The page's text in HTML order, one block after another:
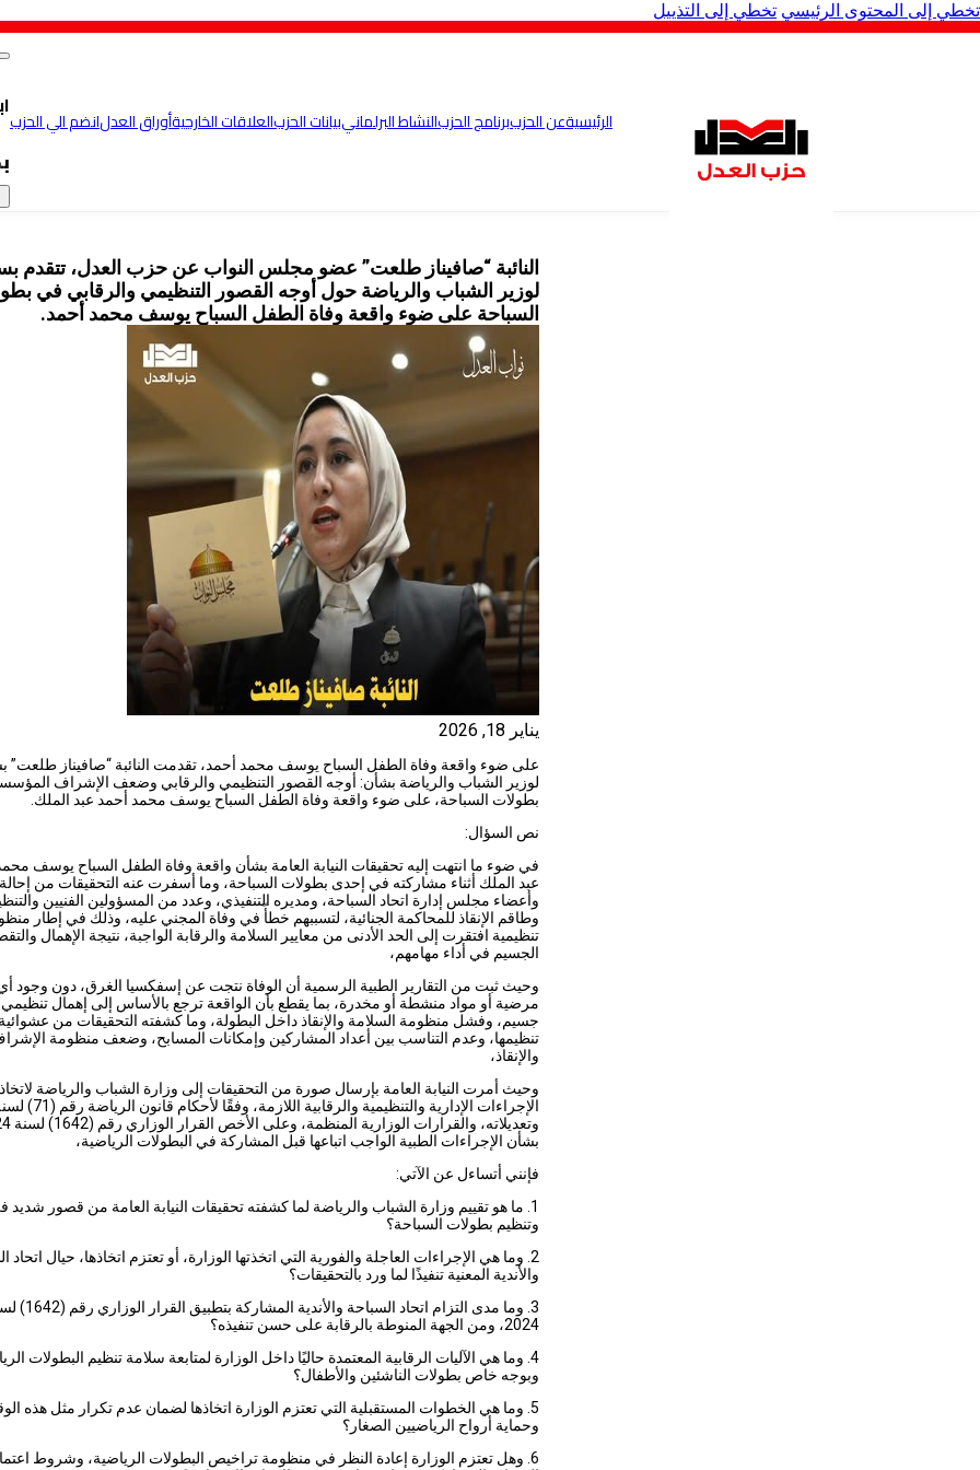
تخطي إلى المحتوى الرئيسي تخطي إلى التذييل
الرئيسيةعن الحزببرنامج الحزبالنشاط البرلمانيبيانات الحزبالعلاقات الخارجيةأوراق العدلانضم الي الحزب
النائبة “صافيناز طلعت” عضو مجلس النواب عن حزب العدل، تتقدم
لوزير الشباب والرياضة حول أوجه القصور التنظيمي والرقابي في
السباحة على ضوء واقعة وفاة الطفل السباح يوسف محمد أحمد.
يناير 18, 2026
على ضوء واقعة وفاة الطفل السباح يوسف محمد أحمد، تقدمت النائبة “صافيناز طلعت”
لوزير الشباب والرياضة بشأن: أوجه القصور التنظيمي والرقابي وضعف الإشراف
بطولات السباحة، على ضوء واقعة وفاة الطفل السباح يوسف محمد أحمد عبد الملك.
نص السؤال:
في ضوء ما انتهت إليه تحقيقات النيابة العامة بشأن واقعة وفاة الطفل السباح يوسف
عبد الملك أثناء مشاركته في إحدى بطولات السباحة، وما أسفرت عنه التحقيقات من
وأعضاء مجلس إدارة اتحاد السباحة، ومديره التنفيذي، وعدد من المسؤولين الفنيين
وطاقم الإنقاذ للمحاكمة الجنائية، لتسببهم خطأً في وفاة المجني عليه، وذلك في إطار
تنظيمية افتقرت إلى الحد الأدنى من معايير السلامة والرقابة الواجبة، نتيجة الإهمال
الجسيم في أداء مهامهم،
وحيث ثبت من التقارير الطبية الرسمية أن الوفاة نتجت عن إسفكسيا الغرق، دون وجود
مرضية أو مواد منشطة أو مخدرة، بما يقطع بأن الواقعة ترجع بالأساس إلى إهمال تنظيمي
جسيم، وفشل منظومة السلامة والإنقاذ داخل البطولة، وما كشفته التحقيقات من
تنظيمها، وعدم التناسب بين أعداد المشاركين وإمكانات المسابح، وضعف منظومة
والإنقاذ،
وحيث أمرت النيابة العامة بإرسال صورة من التحقيقات إلى وزارة الشباب والرياضة لاتخاذ
وتعديلاته،
بشأن الإجراءات الطبية الواجب اتباعها قبل المشاركة في البطولات الرياضية،
فإنني أتساءل عن الآتي:
1. ما هو تقييم وزارة الشباب والرياضة لما كشفته تحقيقات النيابة العامة من قصور شديد
وتنظيم بطولات السباحة؟
2. وما هي الإجراءات العاجلة والفورية التي اتخذتها الوزارة، أو تعتزم اتخاذها، حيال اتحاد
والأندية المعنية تنفيذًا لما ورد بالتحقيقات؟
3. وما مدى التزام اتحاد السباحة والأندية المشاركة
2024، ومن الجهة المنوطة بالرقابة على حسن تنفيذه؟
4. وما هي الآليات الرقابية المعتمدة حاليًا داخل الوزارة لمتابعة سلامة تنظيم البطولات
وبوجه خاص بطولات الناشئين والأطفال؟
5. وما هي الخطوات المستقبلية التي تعتزم الوزارة اتخاذها لضمان عدم تكرار مثل هذه
وحماية أرواح الرياضيين الصغار؟
6. وهل تعتزم الوزارة إعادة النظر في منظومة تراخيص البطولات الرياضية، وشروط